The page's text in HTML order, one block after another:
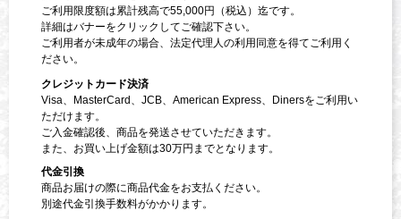
ご利用限度額は累計残高で55,000円（税込）迄です。
詳細はバナーをクリックしてご確認下さい。
ご利用者が未成年の場合、法定代理人の利用同意を得てご利用く
ださい。
クレジットカード決済
Visa、MasterCard、JCB、American Express、Dinersをご利用い
ただけます。
ご入金確認後、商品を発送させていただきます。
また、お買い上げ金額は30万円までとなります。
代金引換
商品お届けの際に商品代金をお支払ください。
別途代金引換手数料がかかります。